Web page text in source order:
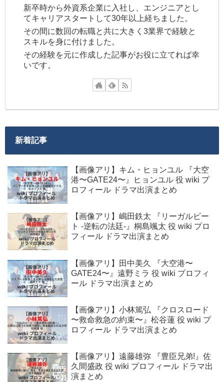
新卒時から外資系企業に入社し、エンジニアとし
てキャリアスタートして30年以上経ちました。
その間に数回の転職と共に大きく3業界で経験と
スキルを身に付けました。
その経験を元に作成した記事がお役に立てれば幸
いです。
新着記事
【画像アリ】キム・ヒョンユル 『大空
港〜GATE24〜』ヒョンユル 役 wiki プ
ロフィール ドラマ出演まとめ
【画像アリ】嶋田鉄太 『リーガルビー
ト -逆転の法廷-』桐島颯太 役 wiki プロ
フィール ドラマ出演まとめ
【画像アリ】田中美久 『大空港〜
GATE24〜』遠野ミラ 役 wiki プロフィ
ール ドラマ出演まとめ
【画像アリ】小林篤弘 『クロスロード
〜救命救急の約束〜』松谷蓮 役 wiki プ
ロフィール ドラマ出演まとめ
【画像アリ】遠藤雄弥 『豊臣兄弟!』佐
久間盛政 役 wiki プロフィール ドラマ出
演まとめ